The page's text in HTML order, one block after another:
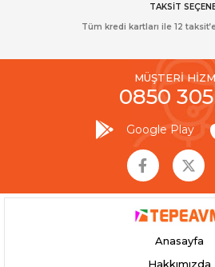
TAKSİT
Tüm kredi kartları ile 12
MÜŞTERİ
0850
Google Play
Anasayfa
Hakkımızda